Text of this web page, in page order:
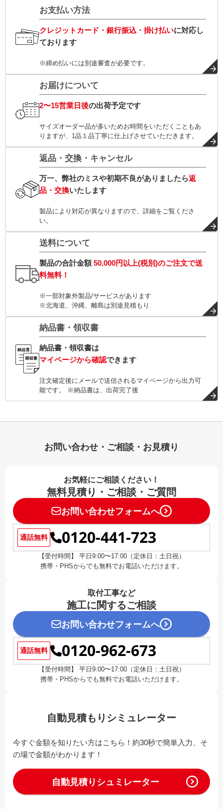
お支払い方法
クレジットカード・銀行振込・掛け払いに対応し
ております
※締め払いには別途審査が必要です。
お届けについて
2〜15営業日後の出荷予定です
サイズオーダー品が多いためお時間をいただくこともあ
りますが、1品１品丁寧に仕上げさせていただきます。
返品・交換・キャンセル
万一、弊社のミスや初期不良がありましたら返
品・交換いたします
製品により対応が異なりますので、詳細をご覧くださ
い。
送料について
製品の合計金額50,000円以上(税別)のご注文で送
料無料！
※一部対象外製品/サービスがあります
※北海道、沖縄、離島は別途見積もり
納品書・領収書
納品書・領収書は
マイページから確認できます
注文確定後にメールで送信されるマイページから出力可
能です。 ※納品書は、出荷完了後
お問い合わせ・ご相談・お見積り
お気軽にご相談ください！
無料見積り・ご相談・ご質問
お問い合わせフォームへ
通話無料 0120-441-723
【受付時間】 平日9:00〜17:00（定休日：土日祝）
携帯・PHSからでも無料でお電話いただけます。
取付工事など
施工に関するご相談
お問い合わせフォームへ
通話無料 0120-962-673
【受付時間】 平日9:00〜17:00（定休日：土日祝）
携帯・PHSからでも無料でお電話いただけます。
自動見積もりシミュレーター
今すぐ金額を知りたい方はこちら！約30秒で簡単入力、そ
の場で金額がわかります！
自動見積りシュミレーター